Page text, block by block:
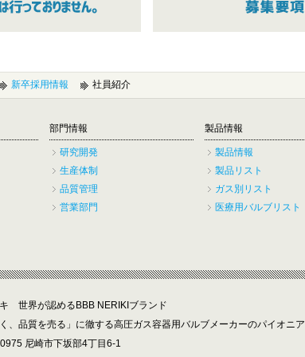
新卒採用情報 社員紹介
部門情報
研究開発
生産体制
品質管理
営業部門
製品情報
製品情報
製品リスト
ガス別リスト
医療用バルブリスト
世界が認めるBBB NERIKIブランド
く、品質を売る」に徹する高圧ガス容器用バルブメーカーのパイオニア
尼崎市下坂部4丁目6-1